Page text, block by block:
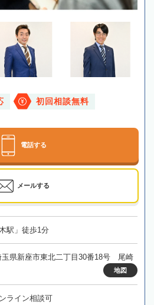
初回相談無料
電話する
メールする
駅」徒歩1分
玉県新座市東北二丁目30番18号 尾崎
地図
ライン相談可